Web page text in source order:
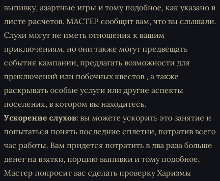
выпивку, азартные игры и тому подобное, как указано в
листе расчетов. МАСТЕР сообщит вам, что вы слышали.
Слухи могут не иметь отношения к вашим
приключениям, но они также могут предвещать
события кампании, предлагать возможности для
приключений или побочных квестов , а также
раскрывать особые услуги или другие аспекты
поселения, в котором вы находитесь.
Ускорение слухов: вы можете ускорить это занятие и
попытаться понять последние сплетни, потратив всего
час работы. Вам придется потратить в два раза больше
денег на взятки, порцию выпивки и тому подобное,
Мастер попросит вас сделать проверку Харизмы